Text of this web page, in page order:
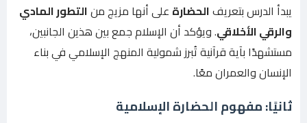
يبدأ الدرس بتعريفالحضارة على أنها مزيج منالتطور المادي
والرقي الأخلاقي. ويؤكد أن الإسلام جمع بين هذين الجانبين،
مستشهدًا بآية قرآنية تُبرز شمولية المنهج الإسلامي في بناء
الإنسان والعمران معًا.
ثانيًا: مفهوم الحضارة الإسلامية